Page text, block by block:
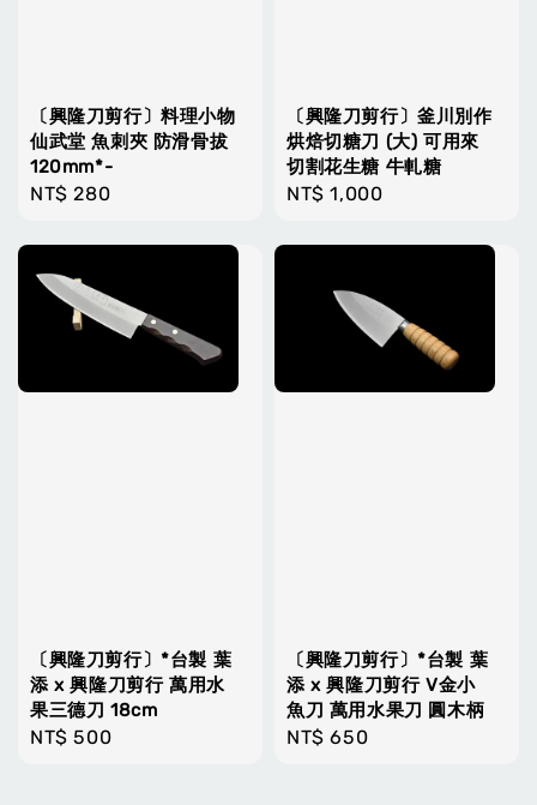
〔興隆刀剪行〕料理小物
仙武堂 魚刺夾 防滑骨拔
120mm*-
Regular
NT$ 280
〔興隆刀剪行〕釜川別作
烘焙切糖刀 (大) 可用來
切割花生糖 牛軋糖
Regular
NT$ 1,000
〔興隆刀剪行〕*台製 葉
添 x 興隆刀剪行 萬用水
果三德刀 18cm
Regular
NT$ 500
〔興隆刀剪行〕*台製 葉
添 x 興隆刀剪行 V金小
魚刀 萬用水果刀 圓木柄
Regular
NT$ 650